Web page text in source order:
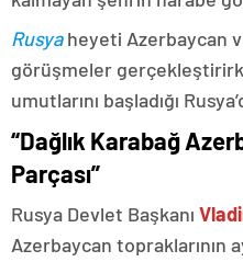
Rusyaheyeti Azerbaycan
görüşmeler
umutlarını başladığı
“Dağlık Karabağ
Parçası”
Rusya Devlet Başkanı
Azerbaycan topraklarının